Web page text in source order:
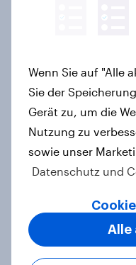
wird
Ernstfall –
Spaltthema
Artikel
vorn +++
Union und
Jahren nicht
Wenn Sie auf "Alle
Sie der
Gerät zu, um die
Nutzung zu
sowie unser
Datenschutz und
Alle